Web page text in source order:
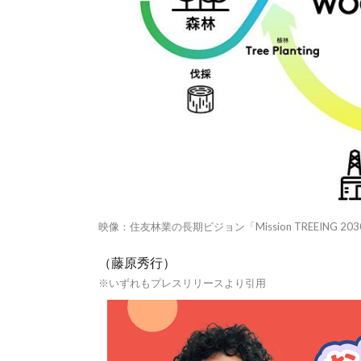
映像：住友林業の長期ビジョン「Mission TREEING
（藤原秀行）
※いずれもプレスリリースより引用